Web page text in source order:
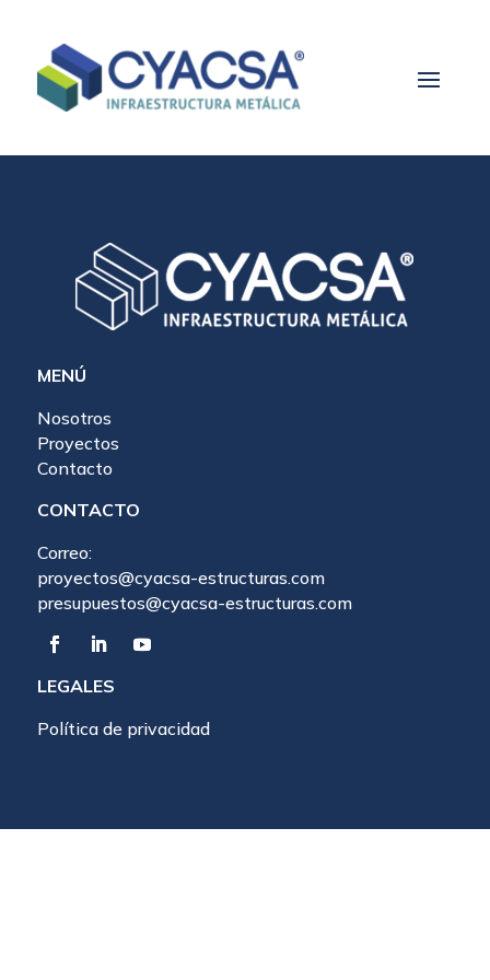
MENÚ
Nosotros
Proyectos
Contacto
CONTACTO
Correo:
proyectos@cyacsa-estructuras.com
presupuestos@cyacsa-estructuras.com
LEGALES
Política de privacidad